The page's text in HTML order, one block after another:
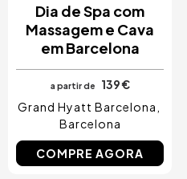
Dia de Spa com
Massagem e Cava
em Barcelona
a partir de
139 €
Grand Hyatt Barcelona
Barcelona
COMPRE AGORA